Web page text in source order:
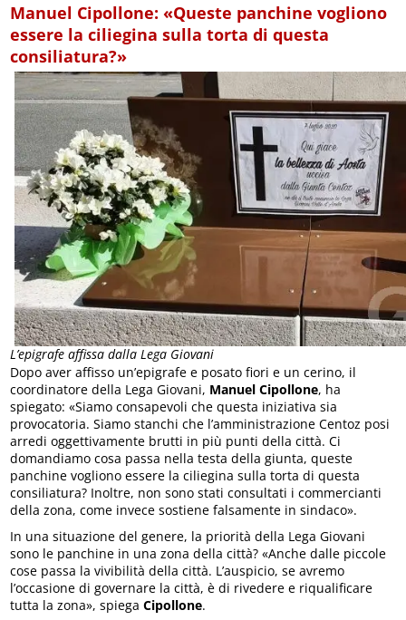
Manuel Cipollone: «Queste panchine vogliono
essere la ciliegina sulla torta di questa
consiliatura?»
L’epigrafe affissa dalla Lega Giovani
Dopo aver affisso un’epigrafe e posato fiori e un cerino, il
coordinatore della Lega Giovani, Manuel Cipollone, ha
spiegato: «Siamo consapevoli che questa iniziativa sia
provocatoria. Siamo stanchi che l’amministrazione Centoz posi
arredi oggettivamente brutti in più punti della città. Ci
domandiamo cosa passa nella testa della giunta, queste
panchine vogliono essere la ciliegina sulla torta di questa
consiliatura? Inoltre, non sono stati consultati i commercianti
della zona, come invece sostiene falsamente in sindaco».
In una situazione del genere, la priorità della Lega Giovani
sono le panchine in una zona della città? «Anche dalle piccole
cose passa la vivibilità della città. L’auspicio, se avremo
l’occasione di governare la città, è di rivedere e riqualificare
tutta la zona», spiegaCipollone.